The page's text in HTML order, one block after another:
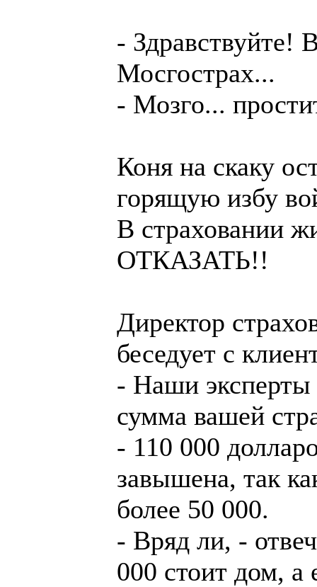
- Здравствуйте!
Мосгострах...
- Мозго...
Коня на скаку
горящую избу
В страховании
ОТКАЗАТЬ!!
Директор
беседует с
- Наши эксперты
сумма вашей
- 110 000
завышена, так
более 50 000.
- Вряд ли, -
000 стоит дом, а